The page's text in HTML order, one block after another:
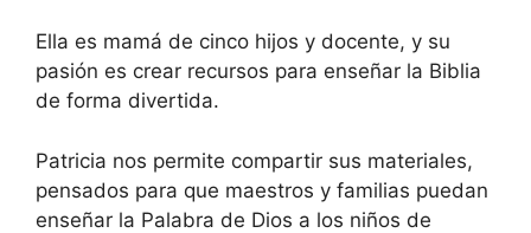
Ella es mamá de cinco hijos y docente, y su
pasión es crear recursos para enseñar la Biblia
de forma divertida.
Patricia nos permite compartir sus materiales,
pensados para que maestros y familias puedan
enseñar la Palabra de Dios a los niños de